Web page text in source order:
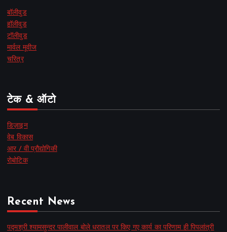
बॉलीवुड
हॉलीवुड
टॉलीवुड
मार्वल मूवीज
चरित्र
टेक & ऑटो
डिज़ाइन
वेब विकास
आर / वी प्रौद्योगिकी
रोबोटिक
Recent News
पद्मश्री श्यामसुन्दर पालीवाल बोले धरातल पर किए गए कार्य का परिणाम ही पिपलांत्री